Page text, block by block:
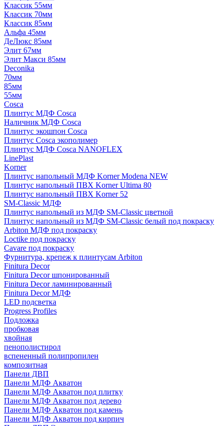
Классик 55мм
Классик 70мм
Классик 85мм
Альфа 45мм
ДеЛюкс 85мм
Элит 67мм
Элит Макси 85мм
Deconika
70мм
85мм
55мм
Cosca
Плинтус МДФ Cosca
Наличник МДФ Cosca
Плинтус экошпон Cosca
Плинтус Cosca экополимер
Плинтус МДФ Cosca NANOFLEX
LinePlast
Korner
Плинтус напольный МДФ Korner Modena NEW
Плинтус напольный ПВХ Korner Ultima 80
Плинтус напольный ПВХ Korner 52
SM-Classic МДФ
Плинтус напольный из МДФ SM-Classic цветной
Плинтус напольный из МДФ SM-Classic белый под покраску
Arbiton МДФ под покраску
Loctike под покраску
Cavare под покраску
Фурнитура, крепеж к плинтусам Arbiton
Finitura Decor
Finitura Decor шпонированный
Finitura Decor ламинированный
Finitura Decor МДФ
LED подсветка
Progress Profiles
Подложка
пробковая
хвойная
пенополистирол
вспененный полипропилен
композитная
Панели ДВП
Панели МДФ Акватон
Панели МДФ Акватон под плитку
Панели МДФ Акватон под дерево
Панели МДФ Акватон под камень
Панели МДФ Акватон под кирпич